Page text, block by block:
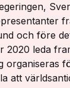
och före
2020 leda
organiseras
att